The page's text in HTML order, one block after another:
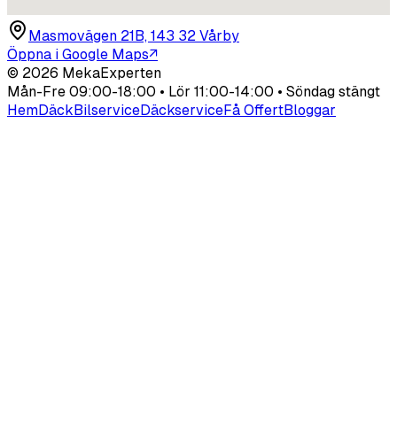
Masmovägen 21B, 143 32 Vårby
Öppna i Google Maps↗
© 2026 MekaExperten
Mån-Fre 09:00-18:00 • Lör 11:00-14:00 • Söndag stängt
HemDäck BilserviceDäckserviceFå OffertBloggar